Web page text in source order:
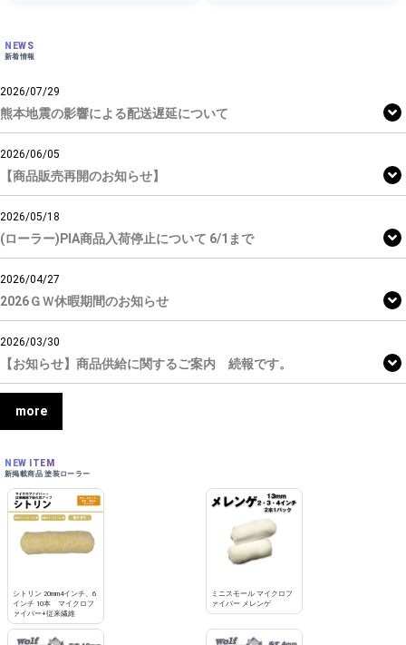
NEWS
新着情報
2026/07/29
熊本地震の影響による配送遅延について
2026/06/05
【商品販売再開のお知らせ】
2026/05/18
(ローラー)PIA商品入荷停止について 6/1まで
2026/04/27
2026ＧＷ休暇期間のお知らせ
2026/03/30
【お知らせ】商品供給に関するご案内 続報です。
more
NEW ITEM
新掲載商品 塗装ローラー
シトリン 20mm4インチ、6
インチ 10本 マイクロフ
ァイバー+従来繊維
ミニスモール マイクロフ
ァイバー メレンゲ